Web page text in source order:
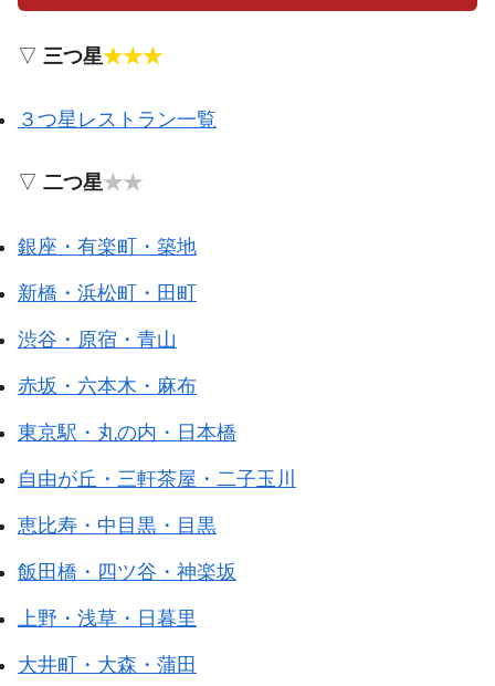
▽ 三つ星★★★
３つ星レストラン一覧
▽ 二つ星★★
銀座・有楽町・築地
新橋・浜松町・田町
渋谷・原宿・青山
赤坂・六本木・麻布
東京駅・丸の内・日本橋
自由が丘・三軒茶屋・二子玉川
恵比寿・中目黒・目黒
飯田橋・四ツ谷・神楽坂
上野・浅草・日暮里
大井町・大森・蒲田